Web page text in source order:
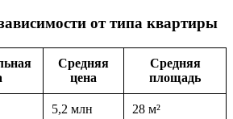
от типа квартиры
Средняя
цена
Средняя
площадь
5,2 млн 28 м²